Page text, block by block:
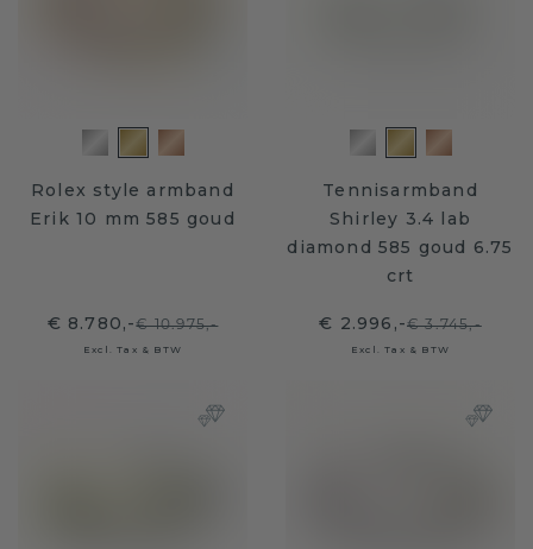
Rolex style armband
Erik 10 mm 585 goud
€ 8.780,-€ 10.975,-
Excl. Tax & BTW
Tennisarmband
Shirley 3.4 lab
diamond 585 goud 6.75
crt
€ 2.996,-€ 3.745,-
Excl. Tax & BTW